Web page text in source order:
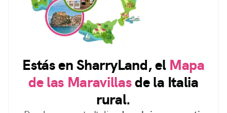
Estás en SharryLand, el Mapa
de las Maravillasde la Italia
rural.